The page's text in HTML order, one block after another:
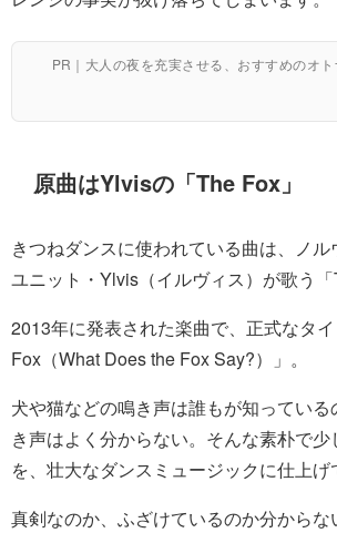
PR｜大人の夜を充実させる、おすすめのオ
原曲はYlvisの「The Fox」
きつねダンスに使われている曲は、ノ
ユニット・Ylvis（イルヴィス）が歌う「
2013年に発表された楽曲で、正式なタ
Fox（What Does the Fox Say?）」。
犬や猫などの鳴き声は誰もが知ってい
き声はよく分からない。そんな素朴で
を、壮大なダンスミュージックに仕上げ
真剣なのか、ふざけているのか分からな